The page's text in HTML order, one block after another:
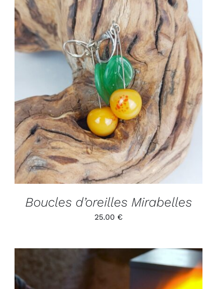
ADD TO CART
/
DÉTAILS
Boucles d’oreilles Mirabelles
25.00 €